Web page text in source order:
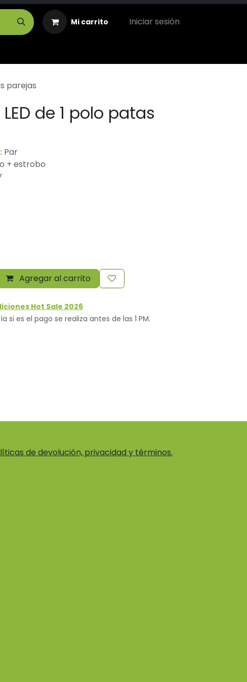
Mi carrito Iniciar sesión
parejas
de 1 polo patas
Par
+ estrobo
Agregar al carrito
Hot Sale 2026
si es el pago se realiza antes de las 1 PM.
de devolución, privacidad y términos.